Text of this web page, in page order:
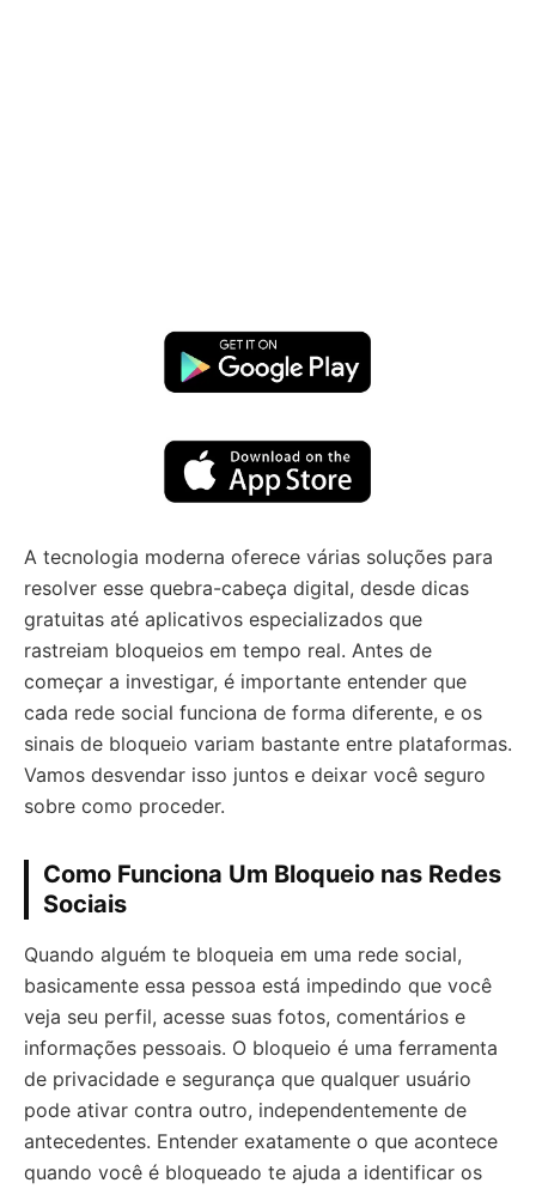
A tecnologia moderna oferece várias soluções para
resolver esse quebra-cabeça digital, desde dicas
gratuitas até aplicativos especializados que
rastreiam bloqueios em tempo real. Antes de
começar a investigar, é importante entender que
cada rede social funciona de forma diferente, e os
sinais de bloqueio variam bastante entre plataformas.
Vamos desvendar isso juntos e deixar você seguro
sobre como proceder.
Como Funciona Um Bloqueio nas Redes
Sociais
Quando alguém te bloqueia em uma rede social,
basicamente essa pessoa está impedindo que você
veja seu perfil, acesse suas fotos, comentários e
informações pessoais. O bloqueio é uma ferramenta
de privacidade e segurança que qualquer usuário
pode ativar contra outro, independentemente de
antecedentes. Entender exatamente o que acontece
quando você é bloqueado te ajuda a identificar os